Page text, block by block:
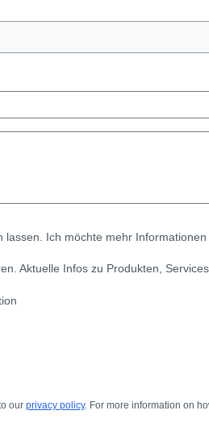
lassen. Ich möchte mehr
Aktuelle Infos zu Produkten,
our privacy policy. For more information on